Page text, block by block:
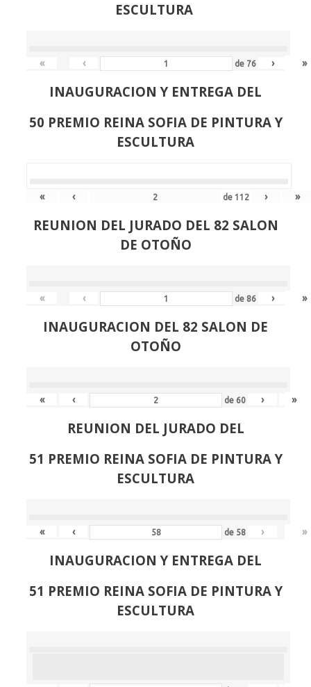
ESCULTURA
« ‹ de 76 › »
INAUGURACION Y ENTREGA DEL
50 PREMIO REINA SOFIA DE PINTURA Y
ESCULTURA
« ‹ de112 › »
REUNION DEL JURADO DEL 82 SALON
DE OTOÑO
« ‹ de 86 › »
INAUGURACION DEL 82 SALON DE
OTOÑO
« ‹ de 60 › »
REUNION DEL JURADO DEL
51 PREMIO REINA SOFIA DE PINTURA Y
ESCULTURA
« ‹ de 58 › »
INAUGURACION Y ENTREGA DEL
51 PREMIO REINA SOFIA DE PINTURA Y
ESCULTURA